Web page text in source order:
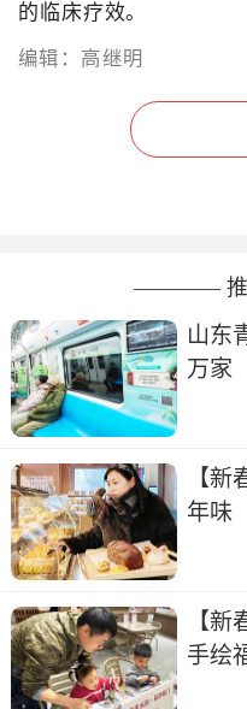
的临床疗效。
编辑：高继明
———— 推
山东
万家
【
年味
【
手绘